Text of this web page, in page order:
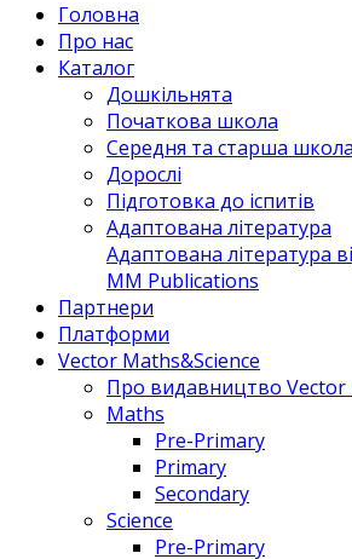
Головна
Про нас
Каталог
Дошкільнята
Початкова школа
Середня та старша школа
Дорослі
Підготовка до іспитів
Адаптована література
Адаптована література
MM Publications
Партнери
Платформи
Vector Maths&Science
Про видавництво Vector
Maths
Pre-Primary
Primary
Secondary
Science
Pre-Primary